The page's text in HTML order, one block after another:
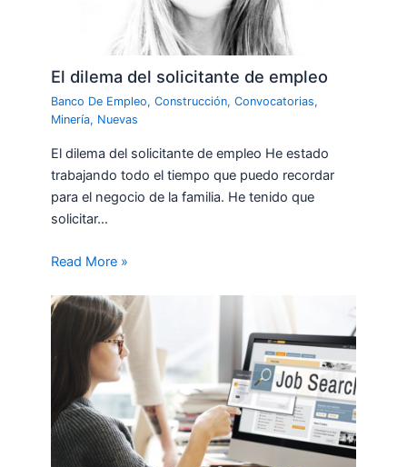
El dilema del solicitante de empleo
Banco De Empleo,Construcción,Convocatorias,
Minería, Nuevas
El dilema del solicitante de empleo He estado
trabajando todo el tiempo que puedo recordar
para el negocio de la familia. He tenido que
solicitar…
Read More »